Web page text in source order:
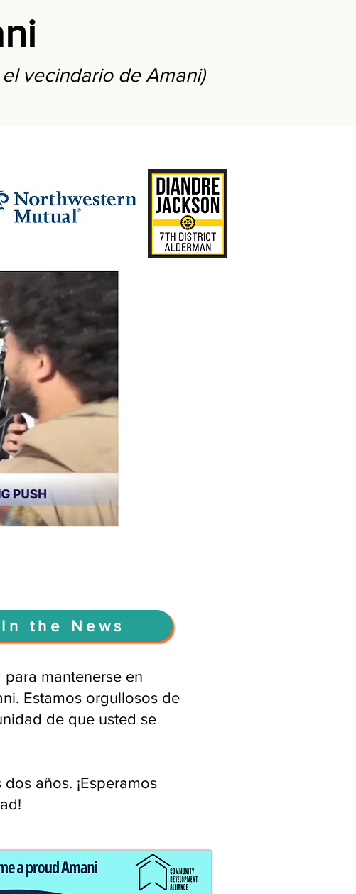
vecindario de Amani)
In the News
mantenerse en
Estamos orgullosos de
de que usted se
años. ¡Esperamos